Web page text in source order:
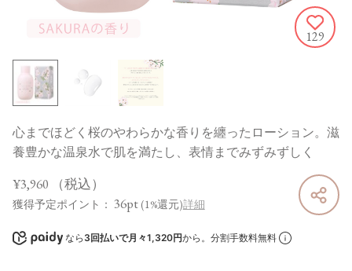
129
心までほどく桜のやわらかな香りを纏ったローション。滋
養豊かな温泉水で肌を満たし、表情までみずみずしく
¥3,960 （税込）
獲得予定ポイント： 36pt (1%還元)詳細
なら 3回払いで月々1,320円から。分割手数料無料